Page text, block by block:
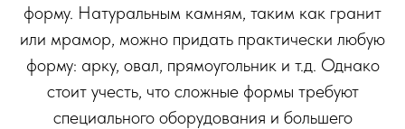
форму. Натуральным камням, таким как гранит
или мрамор, можно придать практически любую
форму: арку, овал, прямоугольник и т.д. Однако
стоит учесть, что сложные формы требуют
специального оборудования и большего